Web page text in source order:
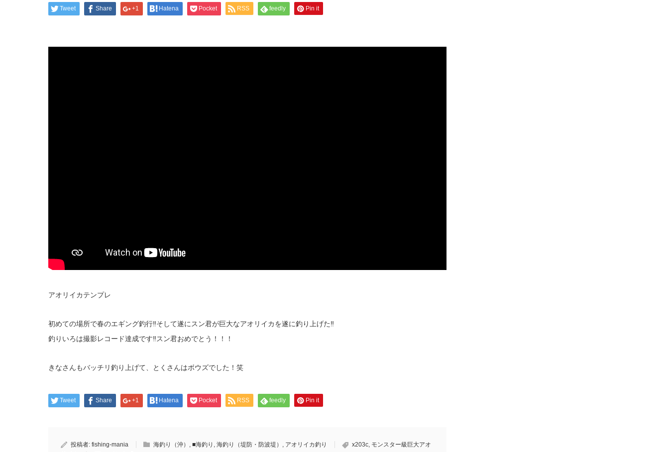
Tweet Share +1 Hatena Pocket RSS feedly Pin it
アオリイカテンプレ
初めての場所で春のエギング釣行‼そして遂にスン君が巨大なアオリイカを遂に釣り上げた‼
釣りいろは撮影レコード達成です‼スン君おめでとう！！！
きなさんもバッチリ釣り上げて、とくさんはボウズでした！笑
Tweet Share +1 Hatena Pocket RSS feedly Pin it
投稿者: fishing-mania 海釣り（沖） , ■海釣り , 海釣り（堤防・防波堤） , アオリイカ釣り x203c, モンスター級巨大アオ